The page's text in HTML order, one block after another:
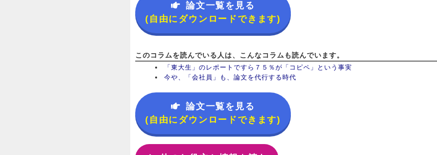
論文一覧を見る
(自由にダウンロードできます)
このコラムを読んでいる人は、こんなコラムも読んでいます。
「東大生」のレポートですら７５％が「コピペ」という事実
今や、「会社員」も、論文を代行する時代
論文一覧を見る
(自由にダウンロードできます)